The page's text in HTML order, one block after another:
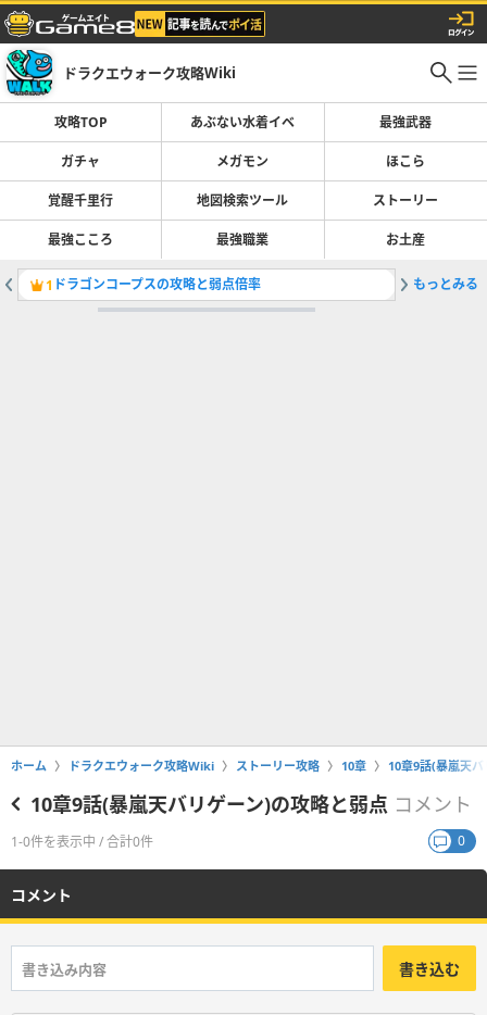
ドラクエウォーク攻略Wiki
攻略TOP あぶない水着イベ 最強武器
ガチャ メガモン ほこら
覚醒千里行 地図検索ツール ストーリー
最強こころ 最強職業 お土産
1 ドラゴンコープスの攻略と弱点倍率 2ガチャ(
もっとみる
ホーム ドラクエウォーク攻略Wiki ストーリー攻略 10章 10章9話(暴嵐天
10章9話(暴嵐天バリゲーン)の攻略と弱点 コメント
1-0件を表示中 / 合計0件 0
コメント
書き込む